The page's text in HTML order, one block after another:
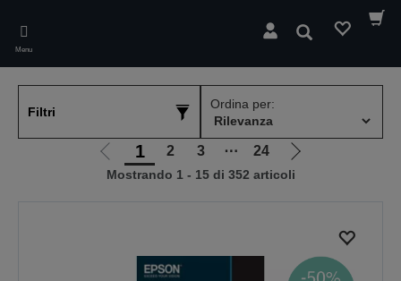
main
content
Menu
Cerca
Filtri
Ordina per:
Vai
alla
1 2 3 ⋯ 24
Vai
alla
Mostrando 1 - 15 di 352 articoli